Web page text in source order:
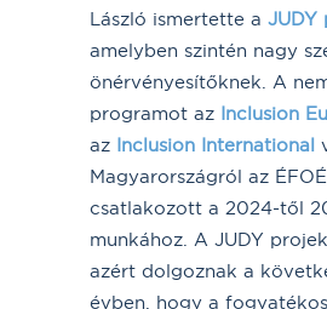
László ismertette a JUDY
amelyben szintén nagy
önérvényesítőknek. A
programot az Inclusion
az Inclusion International
Magyarországról az
csatlakozott a 2024-től
munkához. A JUDY
azért dolgoznak a
évben, hogy a